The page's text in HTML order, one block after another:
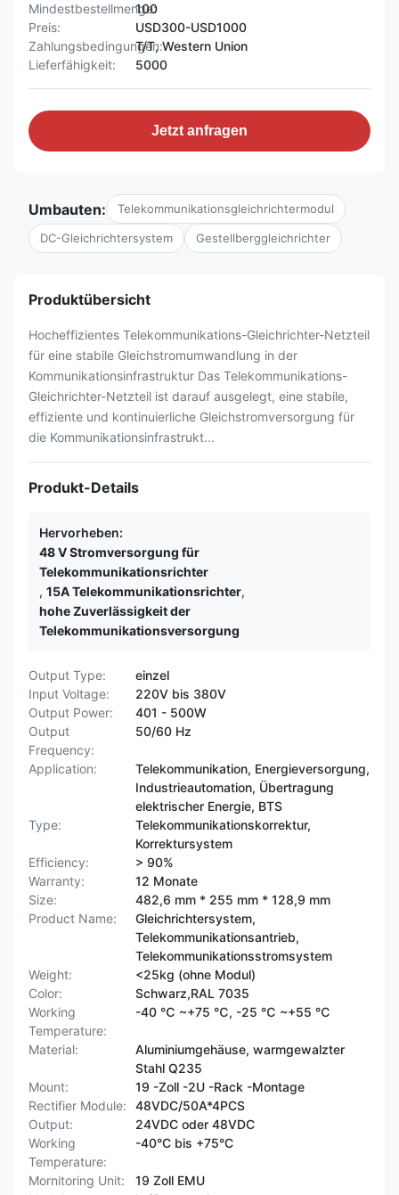
Mindestbestellmenge:
100
Preis:
USD300-USD1000
Zahlungsbedingungen:T/T, Western Union
Lieferfähigkeit:
5000
Jetzt anfragen
Umbauten: Telekommunikationsgleichrichtermodul
DC-Gleichrichtersystem Gestellberggleichrichter
Produktübersicht
Hocheffizientes Telekommunikations-Gleichrichter-Netzteil
für eine stabile Gleichstromumwandlung in der
Kommunikationsinfrastruktur Das Telekommunikations-
Gleichrichter-Netzteil ist darauf ausgelegt, eine stabile,
effiziente und kontinuierliche Gleichstromversorgung für
die Kommunikationsinfrastrukt...
Produkt-Details
Hervorheben:
48 V Stromversorgung für
Telekommunikationsrichter
, 15A Telekommunikationsrichter,
hohe Zuverlässigkeit der
Telekommunikationsversorgung
Output Type:
einzel
Input Voltage:
220V bis 380V
Output Power:
401 - 500W
Output
Frequency:
50/60 Hz
Application:
Telekommunikation, Energieversorgung,
Industrieautomation, Übertragung
elektrischer Energie, BTS
Type:
Telekommunikationskorrektur,
Korrektursystem
Efficiency:
> 90%
Warranty:
12 Monate
Size:
482,6 mm * 255 mm * 128,9 mm
Product Name:
Gleichrichtersystem,
Telekommunikationsantrieb,
Telekommunikationsstromsystem
Weight:
<25kg (ohne Modul)
Color:
Schwarz,RAL 7035
Working
Temperature:
-40 ℃ ~+75 ℃, -25 ℃ ~+55 ℃
Material:
Aluminiumgehäuse, warmgewalzter
Stahl Q235
Mount:
19 -Zoll -2U -Rack -Montage
Rectifier Module:
48VDC/50A*4PCS
Output:
24VDC oder 48VDC
Working
Temperature:
-40°C bis +75°C
Mornitoring Unit:
19 Zoll EMU